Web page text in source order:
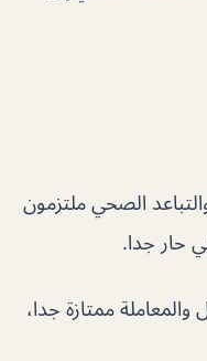
الصحي ملتزمون
حار جدا.
والمعاملة ممتازة جدا،